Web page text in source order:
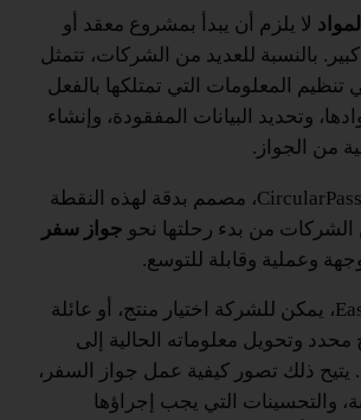
لا يلزم أن يبدأ بمشروع معقد أو
بالنسبة للعديد من الشركات، تتمثل
تنظيم المعلومات التي تمتلكها بالفعل
وتحديد البيانات المفقودة، وإنشاء
من الجواز.
, ، حل CircularPass، مصمم بدقة لهذه النقطة
الشركات من بدء رحلتها نحو جواز سفر
وعملية وقابلة للتوسع.
من خلال EasyTrack، يمكن للشركة اختيار منتج، أو عائلة
محدد وتحويل معلوماته الحالية إلى
ذلك تصور كيفية عمل جواز السفر،
والتحسينات التي يجب إجراؤها